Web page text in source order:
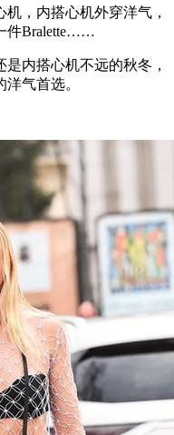
，内搭心机外穿洋气，
件Bralette……
内搭心机不远的秋冬，
气首选。